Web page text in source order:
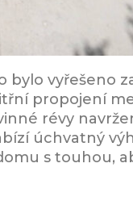
bylo vyřešeno
propojení
révy
úchvatný
s touhou,